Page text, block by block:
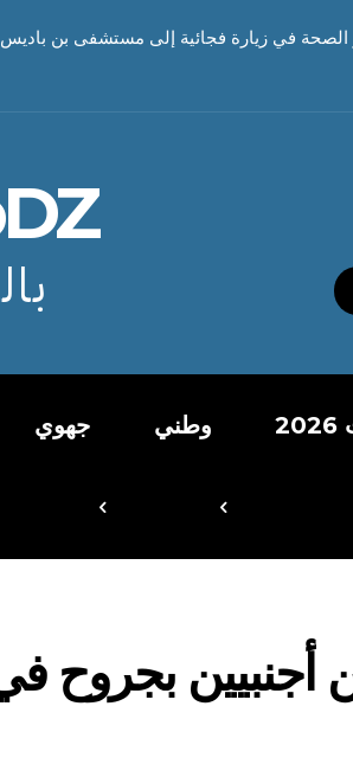
الصحة في زيارة فجائية إلى مستشفى بن
وطني جهوي
أجنبيين